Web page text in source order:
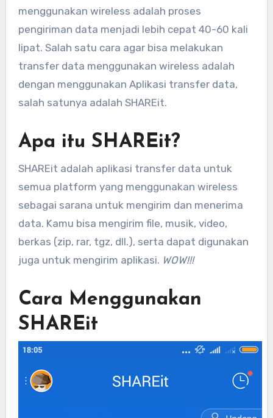
menggunakan wireless adalah proses
pengiriman data menjadi lebih cepat 40-60 kali
lipat. Salah satu cara agar bisa melakukan
transfer data menggunakan wireless adalah
dengan menggunakan Aplikasi transfer data,
salah satunya adalah SHAREit.
Apa itu SHAREit?
SHAREit adalah aplikasi transfer data untuk
semua platform yang menggunakan wireless
sebagai sarana untuk mengirim dan menerima
data. Kamu bisa mengirim file, musik, video,
berkas (zip, rar, tgz, dll.), serta dapat digunakan
juga untuk mengirim aplikasi. WOW!!!
Cara Menggunakan
SHAREit